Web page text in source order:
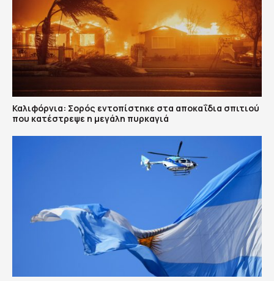
Καλιφόρνια: Σορός εντοπίστηκε στα αποκαΐδια σπιτιού
που κατέστρεψε η μεγάλη πυρκαγιά